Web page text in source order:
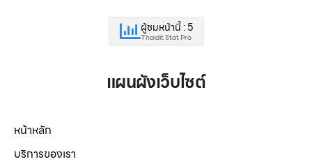
ผู้ชมหน้านี้ : 5
Thaidit Stat Pro
แผนผังเว็บไซต์
หน้าหลัก
บริการของเรา